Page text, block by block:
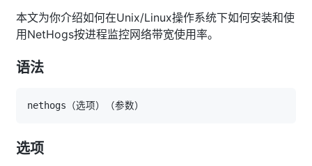
本文为你介绍如何在Unix/Linux操作系统下如何安装和使
用NetHogs按进程监控网络带宽使用率。
语法
选项